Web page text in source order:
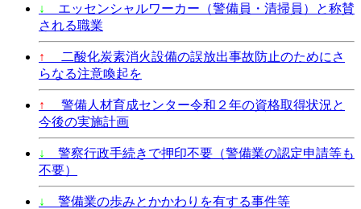
↓
エッセンシャルワーカー（警備員・清掃員）と称賛
される職業
↑
二酸化炭素消火設備の誤放出事故防止のためにさ
らなる注意喚起を
↑
警備人材育成センター令和２年の資格取得状況と
今後の実施計画
↓
警察行政手続きで押印不要（警備業の認定申請等も
不要）
↓ 警備業の歩みとかかわりを有する事件等